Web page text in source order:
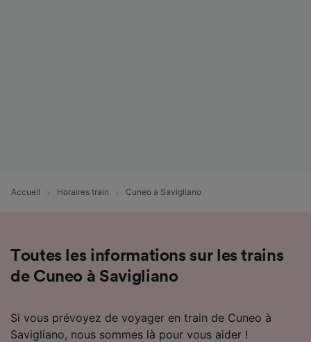
Accueil Horaires train Cuneo à Savigliano
Toutes les informations sur les trains
de Cuneo à Savigliano
Si vous prévoyez de voyager en train de Cuneo à
Savigliano, nous sommes là pour vous aider !